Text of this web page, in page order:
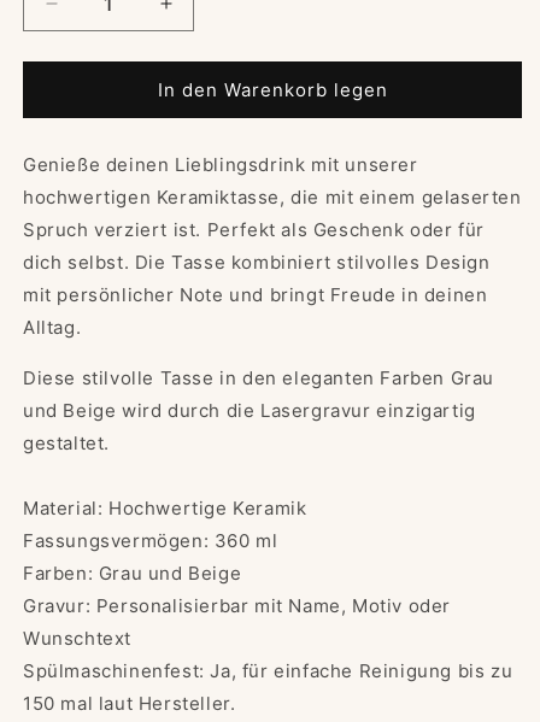
Verringere
die
Menge
Keramiktasse
Kaffeetasse
&quot;Ohne
ohne
mich&quot;
Erhöhe
die
Menge
für
Keramiktasse
Kaffeetasse
&quot;Ohne
ohne
mich&quot;
In den Warenkorb legen
Genieße deinen Lieblingsdrink mit unserer
hochwertigen Keramiktasse, die mit einem gelaserten
Spruch verziert ist. Perfekt als Geschenk oder für
dich selbst. Die Tasse kombiniert stilvolles Design
mit persönlicher Note und bringt Freude in deinen
Alltag.
Diese stilvolle Tasse in den eleganten Farben Grau
und Beige wird durch die Lasergravur einzigartig
gestaltet.
Material: Hochwertige Keramik
Fassungsvermögen: 360 ml
Farben: Grau und Beige
Gravur: Personalisierbar mit Name, Motiv oder
Wunschtext
Spülmaschinenfest: Ja, für einfache Reinigung bis zu
150 mal laut Hersteller.